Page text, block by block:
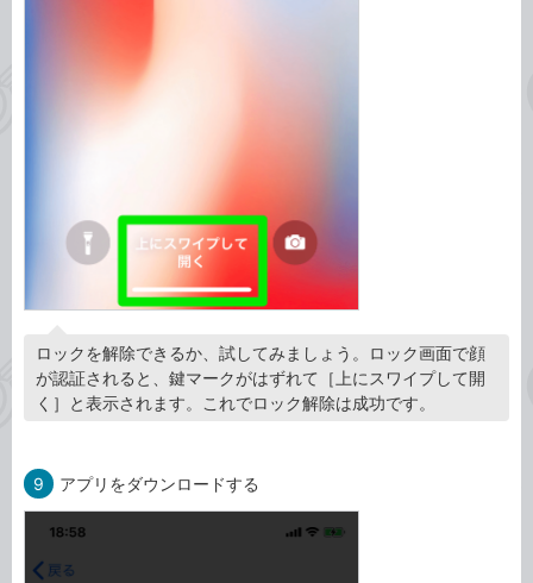
ロックを解除できるか、試してみましょう。ロック画面で顔
が認証されると、鍵マークがはずれて［上にスワイプして開
く］と表示されます。これでロック解除は成功です。
9 アプリをダウンロードする